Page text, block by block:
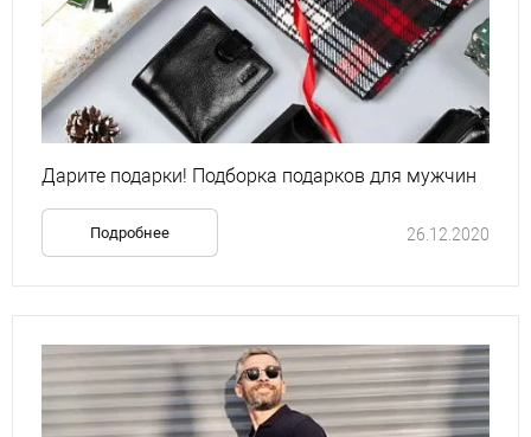
Дарите подарки! Подборка подарков для мужчин
26.12.2020
Подробнее